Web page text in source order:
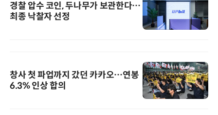
경찰 압수 코인, 두나무가 보관한다…
최종 낙찰자 선정
창사 첫 파업까지 갔던 카카오…연봉
6.3% 인상 합의